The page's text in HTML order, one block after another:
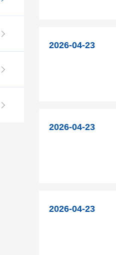
2026-04-23
2026-04-23
2026-04-23